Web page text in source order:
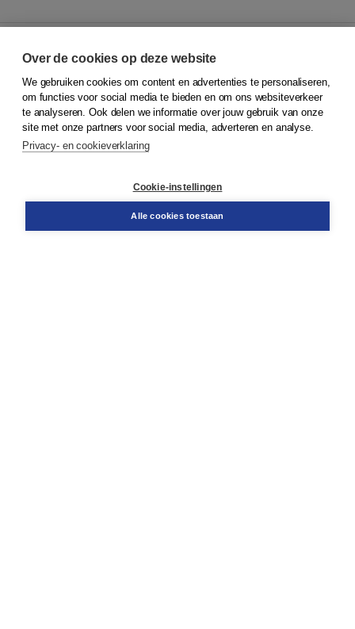
© 2026Koninklijke Boom uitgevers
Klantenservice
Service & informatie
Contact
Over de cookies op deze website
We gebruiken cookies om content en advertenties te personaliseren,
om functies voor social media te bieden en om ons websiteverkeer
te analyseren. Ook delen we informatie over jouw gebruik van onze
site met onze partners voor social media, adverteren en analyse.
Privacy- en cookieverklaring
Cookie-instellingen
Alle cookies toestaan